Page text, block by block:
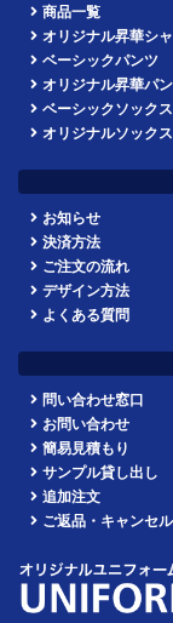
商品一覧
オリジナル昇華シ
ベーシックパンツ
オリジナル昇華パ
ベーシックソックス
オリジナルソックス
お知らせ
決済方法
ご注文の流れ
デザイン方法
よくある質問
問い合わせ窓口
お問い合わせ
簡易見積もり
サンプル貸し出し
追加注文
ご返品・キャンセル